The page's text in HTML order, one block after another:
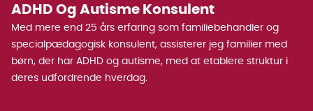
ADHD Og Autisme Konsulent
Med mere end 25 års erfaring som familiebehandler og
specialpædagogisk konsulent, assisterer jeg familier med
børn, der har ADHD og autisme, med at etablere struktur i
deres udfordrende hverdag.